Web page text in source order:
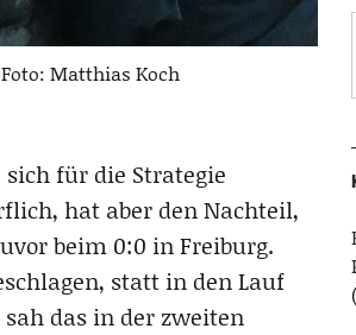
Matthias Koch
für die Strategie
hat aber den Nachteil,
beim 0:0 in Freiburg.
statt in den Lauf
das in der zweiten